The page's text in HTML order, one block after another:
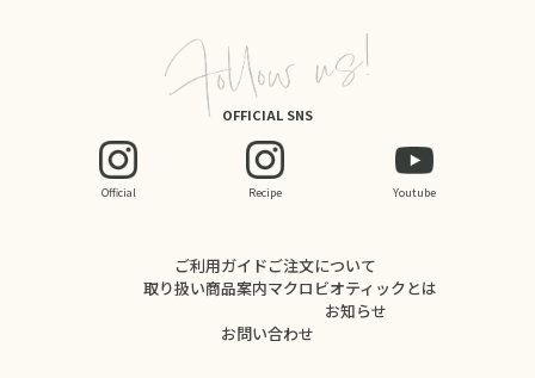
OFFICIAL SNS
Official Recipe Youtube
ご利用ガイドご注文について
取り扱い商品案内マクロビオティックとは
お知らせ
お問い合わせ